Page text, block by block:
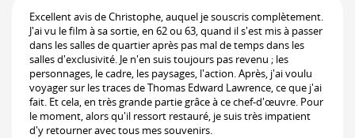
Excellent avis de Christophe, auquel je souscris complètement.
J'ai vu le film à sa sortie, en 62 ou 63, quand il s'est mis à passer
dans les salles de quartier après pas mal de temps dans les
salles d'exclusivité. Je n'en suis toujours pas revenu ; les
personnages, le cadre, les paysages, l'action. Après, j'ai voulu
voyager sur les traces de Thomas Edward Lawrence, ce que j'ai
fait. Et cela, en très grande partie grâce à ce chef-d'œuvre. Pour
le moment, alors qu'il ressort restauré, je suis très impatient
d'y retourner avec tous mes souvenirs.